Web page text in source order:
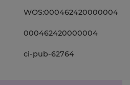
WOS:000462420000004
000462420000004
ci-pub-62764